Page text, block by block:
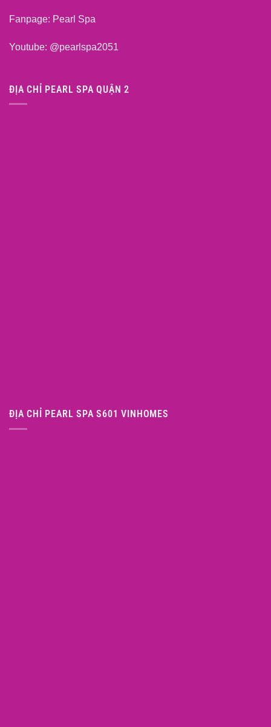
Fanpage: Pearl Spa
Youtube: @pearlspa2051
ĐỊA CHỈ PEARL SPA QUẬN 2
ĐỊA CHỈ PEARL SPA S601 VINHOMES